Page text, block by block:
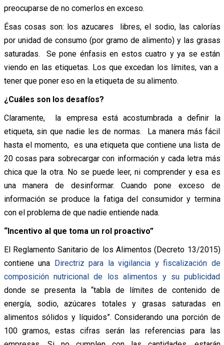
preocuparse de no comerlos en exceso.
Ésas cosas son: los azucares libres, el sodio, las calorías
por unidad de consumo (por gramo de alimento) y las grasas
saturadas. Se pone énfasis en estos cuatro y ya se están
viendo en las etiquetas. Los que excedan los límites, van a
tener que poner eso en la etiqueta de su alimento.
¿Cuáles son los desafíos?
Claramente, la empresa está acostumbrada a definir la
etiqueta, sin que nadie les de normas. La manera más fácil
hasta el momento, es una etiqueta que contiene una lista de
20 cosas para sobrecargar con información y cada letra más
chica que la otra. No se puede leer, ni comprender y esa es
una manera de desinformar. Cuando pone exceso de
información se produce la fatiga del consumidor y termina
con el problema de que nadie entiende nada.
“Incentivo al que toma un rol proactivo”
El Reglamento Sanitario de los Alimentos (Decreto 13/2015)
contiene una Directriz para la vigilancia y fiscalización de
composición nutricional de los alimentos y su publicidad
donde se presenta la “tabla de límites de contenido de
energía, sodio, azúcares totales y grasas saturadas en
alimentos sólidos y líquidos”. Considerando una porción de
100 gramos, estas cifras serán las referencias para las